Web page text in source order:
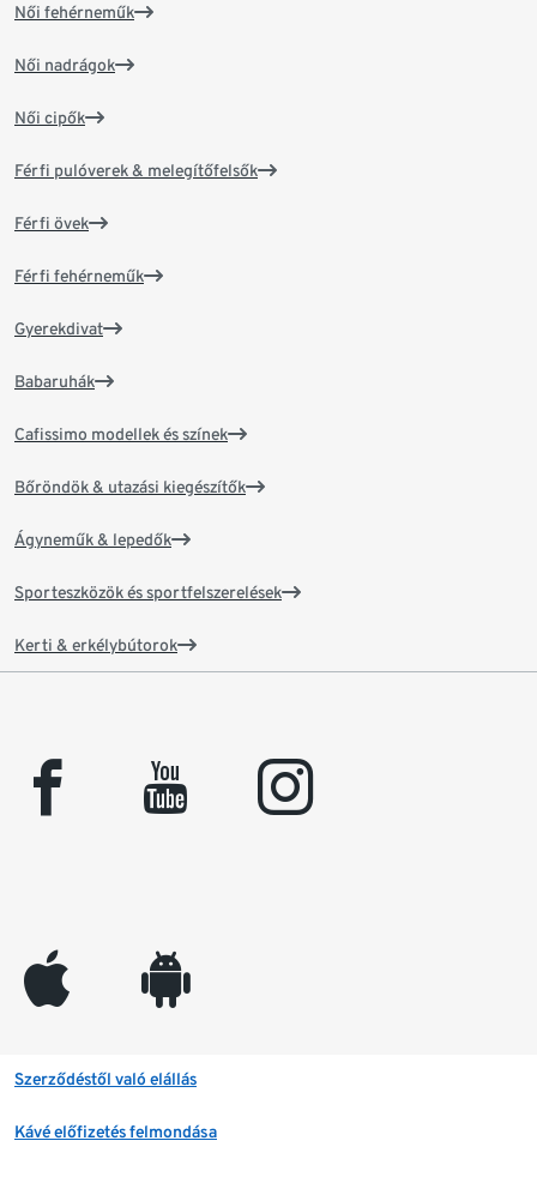
Női fehérneműk
Női nadrágok
Női cipők
Férfi pulóverek & melegítőfelsők
Férfi övek
Férfi fehérneműk
Gyerekdivat
Babaruhák
Cafissimo modellek és színek
Bőröndök & utazási kiegészítők
Ágyneműk & lepedők
Sporteszközök és sportfelszerelések
Kerti & erkélybútorok
facebook youtube instagram
appleinc android
Szerződéstől való elállás
Kávé előfizetés felmondása